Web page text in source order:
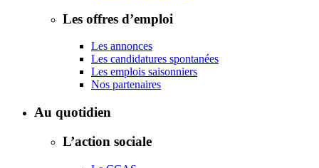
Les offres d’emploi
Les annonces
Les candidatures spontanées
Les emplois saisonniers
Nos partenaires
Au quotidien
L’action sociale